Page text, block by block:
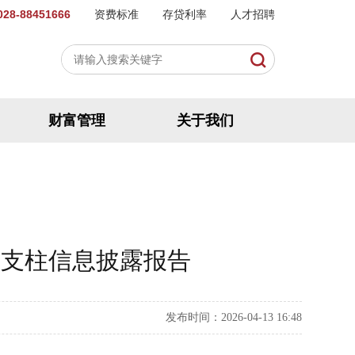
88451666 资费标准 存贷利率 人才招聘
财富管理 关于我们
柱信息披露报告
发布时间：2026-04-13 16:48